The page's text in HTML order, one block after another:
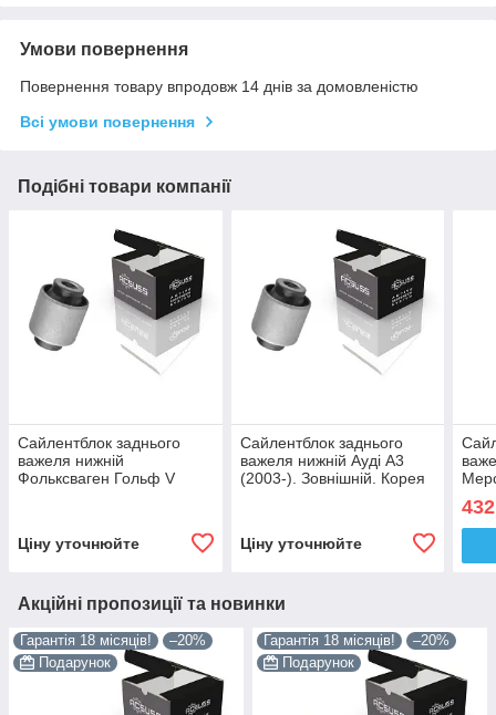
Умови повернення
Повернення товару впродовж 14 днів за домовленістю
Всі умови повернення
Подібні товари компанії
Сайлентблок заднього
важеля нижній
Фольксваген Гольф V
Ціну уточнюйте
Сайлентблок заднього
важеля нижній Ауді А3
(2003-). Зовнішній. Корея
Ціну уточнюйте
432
Акційні пропозиції та новинки
Гарантія 18 місяців!
–20%
Подарунок
Гарантія 18 місяців!
–20%
Подарунок